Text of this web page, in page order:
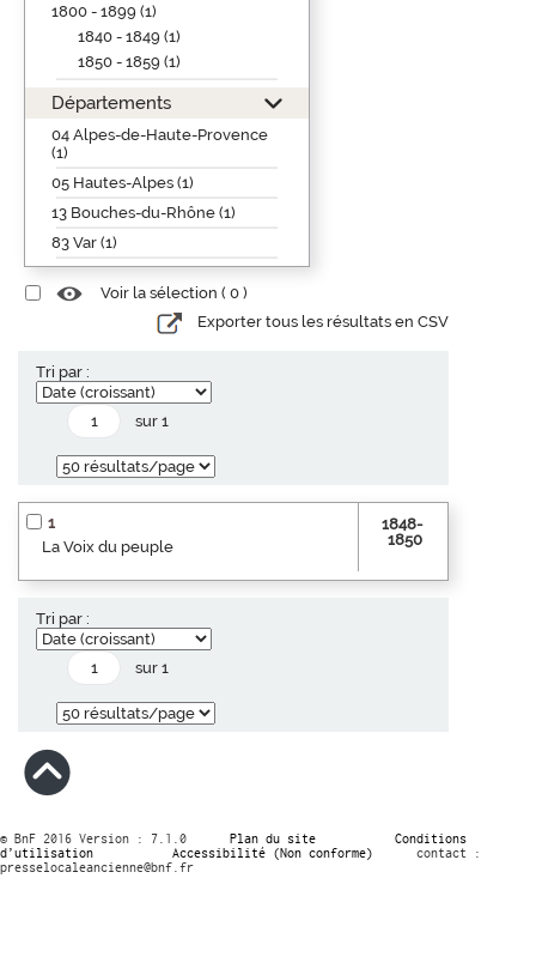
1800 - 1899 (1)
1840 - 1849 (1)
1850 - 1859 (1)
Départements
04 Alpes-de-Haute-Provence
(1)
05 Hautes-Alpes (1)
13 Bouches-du-Rhône (1)
83 Var (1)
Voir la sélection ( 0 )
Exporter tous les résultats en CSV
Tri par :
sur 1
1
La Voix du peuple
1848-
1850
Tri par :
sur 1
© BnF 2016 Version : 7.1.0 Plan du site
Conditions
d’utilisation
Accessibilité (Non conforme)
contact :
presselocaleancienne@bnf.fr